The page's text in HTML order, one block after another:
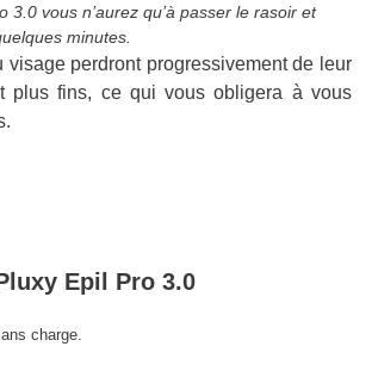
3.0 vous n’aurez qu’à passer le rasoir et
minutes.
visage perdront progressivement de leur
plus fins, ce qui vous obligera à vous
Epil Pro 3.0
charge.